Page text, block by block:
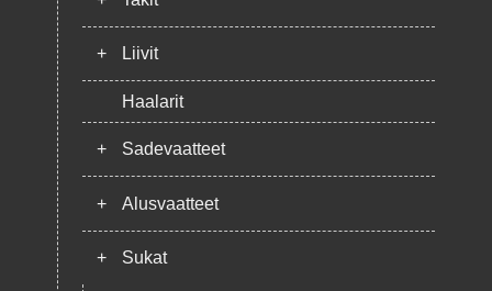
+ Liivit
Haalarit
+ Sadevaatteet
+ Alusvaatteet
+ Sukat